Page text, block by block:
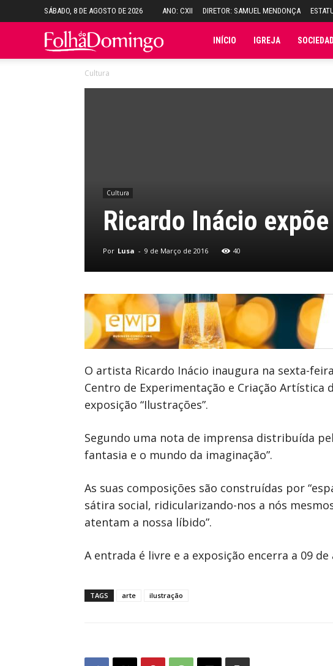
SÁBADO, 8 DE AGOSTO DE 2026 ANO: CXII DIRETOR: SAMUEL MENDONÇA
Folha INÍCIO IGREJA
Cultura
Cultura
Ricardo Inácio
Por Lusa - 9 de Março de 2016 40
O artista Ricardo Inácio inaugura na sexta-
Centro de Experimentação e Criação Artística
exposição “Ilustrações”.
Segundo uma nota de imprensa distribuída
fantasia e o mundo da imaginação”.
As suas composições são construídas por
sátira social, ridicularizando-nos a nós
atentam a nossa líbido”.
A entrada é livre e a exposição encerra a 09 de
TAGS arte ilustração